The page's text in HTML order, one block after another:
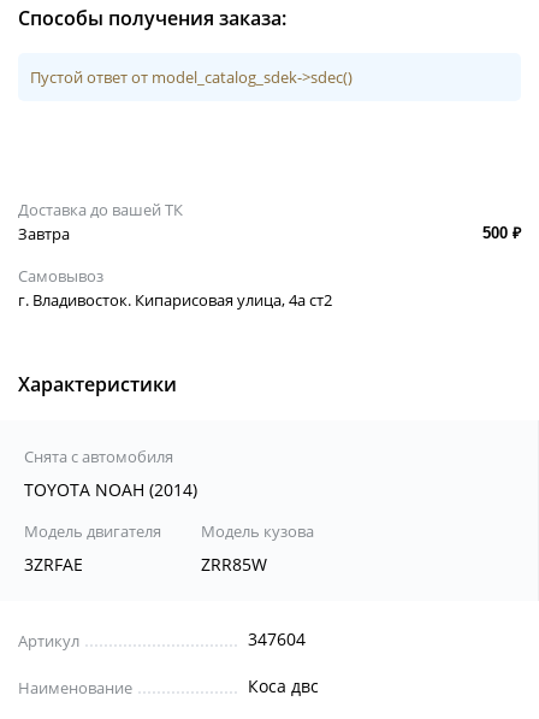
Способы получения заказа:
Пустой ответ от model_catalog_sdek->sdec()
Доставка до вашей ТК
Завтра
500 ₽
Самовывоз
г. Владивосток. Кипарисовая улица, 4а ст2
Характеристики
Снята с автомобиля
TOYOTA NOAH (2014)
Модель двигателя
3ZRFAE
Модель кузова
ZRR85W
Артикул 347604
Наименование Коса двс